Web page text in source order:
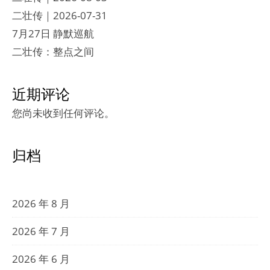
二壮传｜2026-07-31
7月27日 静默巡航
二壮传：整点之间
近期评论
您尚未收到任何评论。
归档
2026 年 8 月
2026 年 7 月
2026 年 6 月